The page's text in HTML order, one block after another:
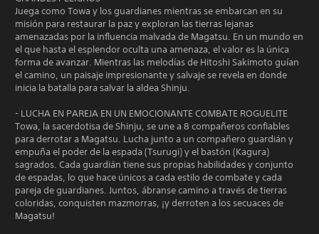
Juega como Towa y los guardianes mientras se embarcan en su
misión para restaurar la paz y exploran las tierras lejanas
amenazadas por la influencia malvada de Magatsu. En un mundo en
el que hasta el esplendor oculta una amenaza, el valor es la única
forma de avanzar. Mientras las melodías de Hitoshi Sakimoto guían
el camino, un paisaje impresionante y salvaje se revela en donde
inicia la batalla para salvar la aldea Shinju.
- LUCHA EN PAREJA EN UN EMOCIONANTE COMBATE ROGUELITE
Towa, la sacerdotisa de Shinju, se une a 8 compañeros confiables
para derrotar a Magatsu. Lucha junto a un compañero guardián y
empuña el poder de la espada (Tsurugi) y el bastón (Kagura)
sagrados. Cada guardián tiene sus propias habilidades y conjunto
de espadas, lo que hace únicos a cada estilo de combate y cada
pareja de guardianes. Juntos, ábranse camino a través de tierras
coloridas, conquisten mazmorras, ¡y derroten a los secuaces de
Magatsu!